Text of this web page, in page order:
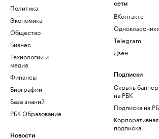
Политика
Экономика
Общество
Бизнес
Технологии и
медиа
Финансы
Биографии
База знаний
РБК Образование
Новости
сети
ВКонтакте
Telegram
Дзен
Подписки
Скрыть
на РБК
Подписка на
Корпоративная
подписка